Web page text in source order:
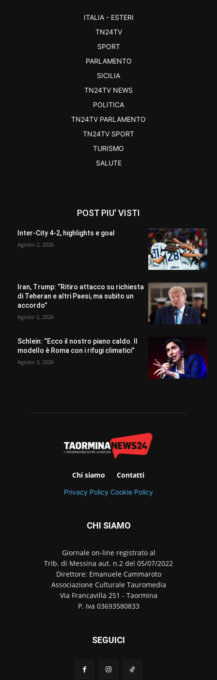
ITALIA - ESTERI
TN24TV
SPORT
PARLAMENTO
SICILIA
TN24TV NEWS
POLITICA
TN24TV PARLAMENTO
TN24TV SPORT
TURISMO
SALUTE
POST PIU' VISTI
Inter-City 4-2, highlights e goal
Agosto 2, 2026
Iran, Trump: “Ritiro attacco su richiesta
di Teheran e altri Paesi, ma subito un
accordo”
Agosto 2, 2026
Schlein: “Ecco il nostro piano caldo. Il
modello è Roma con i rifugi climatici”
Agosto 3, 2026
Chi siamo Contatti
Privacy Policy Cookie Policy
CHI SIAMO
Giornale on-line registrato al
Trib. di Messina aut. n.2 del 05/07/2022
Direttore: Emanuele Cammaroto
Associazione Culturale Tauromedia
Via Francavilla 251 - Taormina
P. Iva 03693580833
SEGUICI